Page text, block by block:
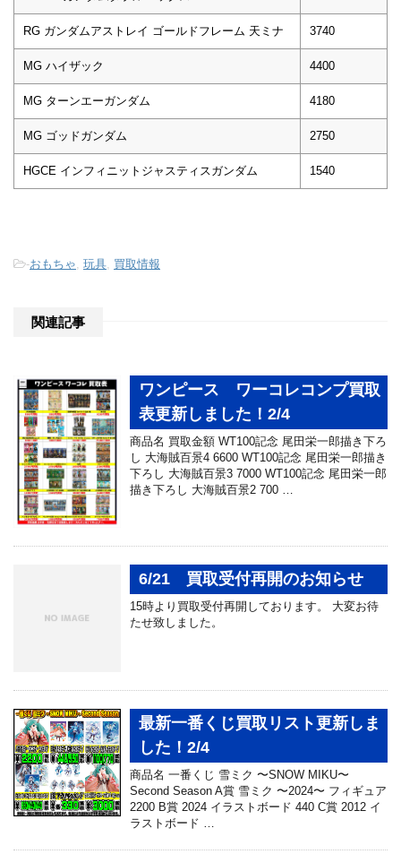
RG ガンダムアストレイ ゴールドフレーム 天ミナ 3740
MG ハイザック 4400
MG ターンエーガンダム 4180
MG ゴッドガンダム 2750
HGCE インフィニットジャスティスガンダム 1540
-おもちゃ, 玩具, 買取情報
関連記事
ワンピース ワーコレコンプ買取
表更新しました！2/4
商品名 買取金額 WT100記念 尾田栄一郎描き下ろ
し 大海賊百景4 6600 WT100記念 尾田栄一郎描き
下ろし 大海賊百景3 7000 WT100記念 尾田栄一郎
描き下ろし 大海賊百景2 700 …
6/21 買取受付再開のお知らせ
15時より買取受付再開しております。 大変お待
たせ致しました。
最新一番くじ買取リスト更新しま
した！2/4
商品名 ⼀番くじ 雪ミク 〜SNOW MIKU〜
Second Season A賞 雪ミク 〜2024〜 フィギュア
2200 B賞 2024 イラストボード 440 C賞 2012 イ
ラストボード …